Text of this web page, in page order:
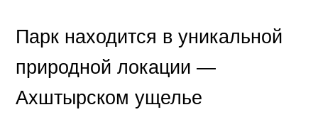
Парк находится в уникальной
природной локации —
Ахштырском ущелье